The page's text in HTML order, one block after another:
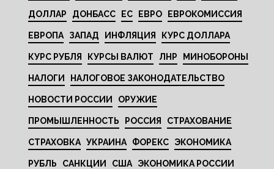
ДОЛЛАР ДОНБАСС ЕС ЕВРО ЕВРОКОМИССИЯ
ЕВРОПА ЗАПАД ИНФЛЯЦИЯ КУРС ДОЛЛАРА
КУРС РУБЛЯ КУРСЫ ВАЛЮТ ЛНР МИНОБОРОНЫ
НАЛОГИ НАЛОГОВОЕ ЗАКОНОДАТЕЛЬСТВО
НОВОСТИ РОССИИ ОРУЖИЕ
ПРОМЫШЛЕННОСТЬ РОССИЯ СТРАХОВАНИЕ
СТРАХОВКА УКРАИНА ФОРЕКС ЭКОНОМИКА
РУБЛЬ САНКЦИИ США ЭКОНОМИКА РОССИИ